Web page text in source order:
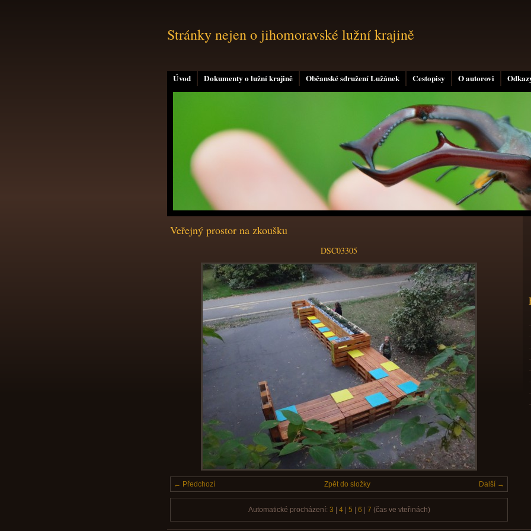
Úvod Dokumenty o lužní krajině Občanské sdružení Lužánek Cestopisy O autorovi
Stránky nejen o jihomoravské lužní krajině
Veřejný prostor na zkoušku
DSC03305
← Předchozí Další →
Zpět do složky
Automatické procházení: 3 4| 5 6 7 (čas ve vteřinách)